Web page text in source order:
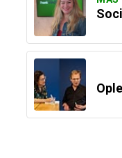
Millington
Na afloop van de
certificaat van